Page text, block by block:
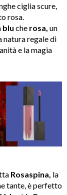
ciglia scure,
rosa.
blu che rosa, un
natura regale di
e la magia
Rosaspina, la
tante, è perfetto